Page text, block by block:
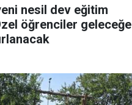
nesil dev eğitim
öğrenciler geleceğe